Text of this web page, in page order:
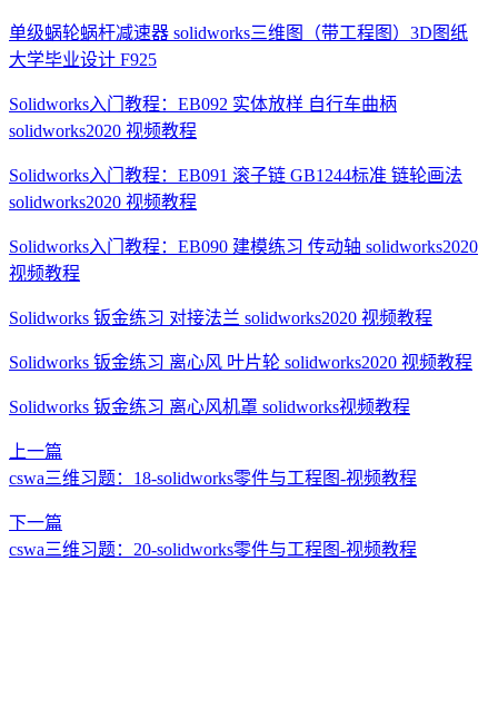
单级蜗轮蜗杆减速器 solidworks三维图（带工程图）3D图纸
大学毕业设计 F925
Solidworks入门教程：EB092 实体放样 自行车曲柄
solidworks2020 视频教程
Solidworks入门教程：EB091 滚子链 GB1244标准 链轮画法
solidworks2020 视频教程
Solidworks入门教程：EB090 建模练习 传动轴 solidworks2020
视频教程
Solidworks 钣金练习 对接法兰 solidworks2020 视频教程
Solidworks 钣金练习 离心风 叶片轮 solidworks2020 视频教程
Solidworks 钣金练习 离心风机罩 solidworks视频教程
上一篇
cswa三维习题：18-solidworks零件与工程图-视频教程
下一篇
cswa三维习题：20-solidworks零件与工程图-视频教程